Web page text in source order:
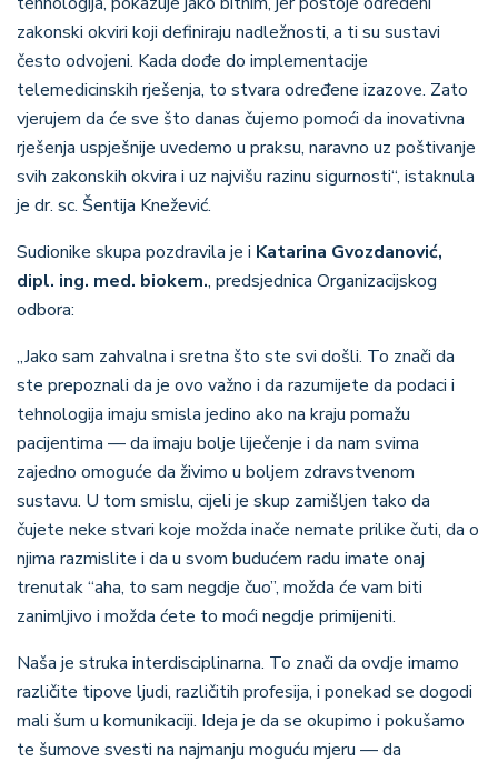
zakonski okviri koji definiraju nadležnosti, a ti su sustavi
često odvojeni. Kada dođe do implementacije
telemedicinskih rješenja, to stvara određene izazove. Zato
vjerujem da će sve što danas čujemo pomoći da inovativna
rješenja uspješnije uvedemo u praksu, naravno uz poštivanje
svih zakonskih okvira i uz najvišu razinu sigurnosti“, istaknula
je dr. sc. Šentija Knežević.
Sudionike skupa pozdravila je i Katarina Gvozdanović,
dipl. ing. med. biokem., predsjednica Organizacijskog
odbora:
„Jako sam zahvalna i sretna što ste svi došli. To znači da
ste prepoznali da je ovo važno i da razumijete da podaci i
tehnologija imaju smisla jedino ako na kraju pomažu
pacijentima — da imaju bolje liječenje i da nam svima
zajedno omoguće da živimo u boljem zdravstvenom
sustavu. U tom smislu, cijeli je skup zamišljen tako da
čujete neke stvari koje možda inače nemate prilike čuti, da o
njima razmislite i da u svom budućem radu imate onaj
trenutak “aha, to sam negdje čuo”, možda će vam biti
zanimljivo i možda ćete to moći negdje primijeniti.
Naša je struka interdisciplinarna. To znači da ovdje imamo
različite tipove ljudi, različitih profesija, i ponekad se dogodi
mali šum u komunikaciji. Ideja je da se okupimo i pokušamo
te šumove svesti na najmanju moguću mjeru — da